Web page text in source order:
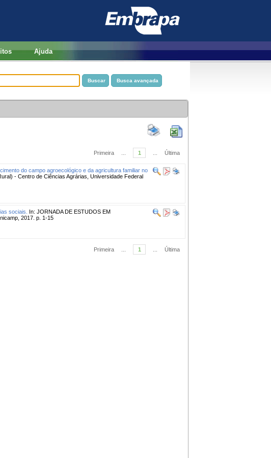
Ajuda
Primeira 1 Última
do campo agroecológico e da agricultura familiar no
- Centro de Ciências Agrárias, Universidade Federal
sociais.
In: JORNADA DE ESTUDOS EM
2017. p. 1-15
Primeira 1 Última